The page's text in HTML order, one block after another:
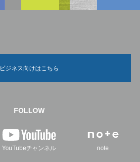
ビジネス向けはこちら
FOLLOW
YouTubeチャンネル note